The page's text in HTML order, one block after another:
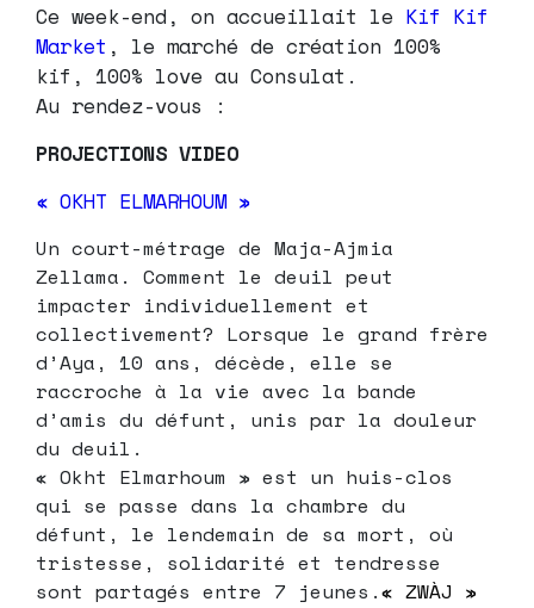
Ce week-end, on accueillait le Kif Kif
Market , le marché de création 100%
kif, 100% love au Consulat.
Au rendez-vous :
PROJECTIONS VIDEO
« OKHT ELMARHOUM »
Un court-métrage de Maja-Ajmia
Zellama. Comment le deuil peut
impacter individuellement et
collectivement? Lorsque le grand frère
d’Aya, 10 ans, décède, elle se
raccroche à la vie avec la bande
d’amis du défunt, unis par la douleur
du deuil.
« Okht Elmarhoum » est un huis-clos
qui se passe dans la chambre du
défunt, le lendemain de sa mort, où
tristesse, solidarité et tendresse
sont partagés entre 7 jeunes.« ZWÀJ »